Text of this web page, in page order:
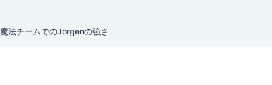
魔法チームでのJorgenの強さ